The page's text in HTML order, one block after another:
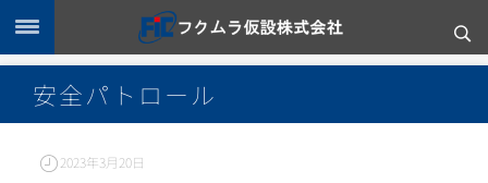
安全パトロール
2023年3月20日